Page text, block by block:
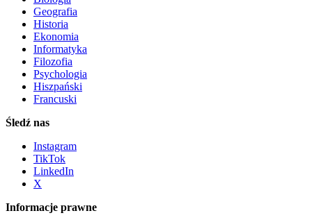
Geografia
Historia
Ekonomia
Informatyka
Filozofia
Psychologia
Hiszpański
Francuski
Śledź nas
Instagram
TikTok
LinkedIn
X
Informacje prawne